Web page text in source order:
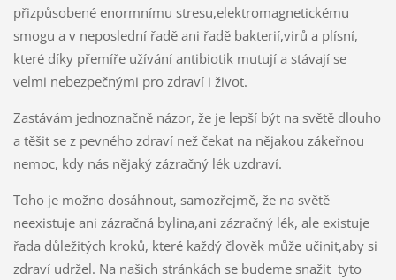
přizpůsobené enormnímu stresu,elektromagnetickému
smogu a v neposlední řadě ani řadě bakterií,virů a plísní,
které díky přemíře užívání antibiotik mutují a stávají se
velmi nebezpečnými pro zdraví i život.
Zastávám jednoznačně názor, že je lepší být na světě dlouho
a těšit se z pevného zdraví než čekat na nějakou zákeřnou
nemoc, kdy nás nějaký zázračný lék uzdraví.
Toho je možno dosáhnout, samozřejmě, že na světě
neexistuje ani zázračná bylina,ani zázračný lék, ale existuje
řada důležitých kroků, které každý člověk může učinit,aby si
zdraví udržel. Na našich stránkách se budeme snažit tyto